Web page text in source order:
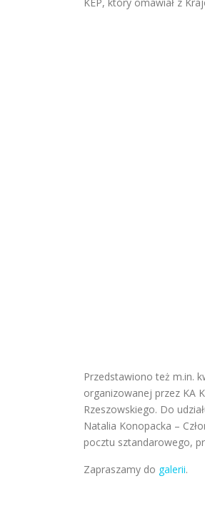
KEP, który omawiał z
Przedstawiono też m.in.
organizowanej przez KA
Rzeszowskiego. Do
Natalia Konopacka –
pocztu sztandarowego,
Zapraszamy do galerii.